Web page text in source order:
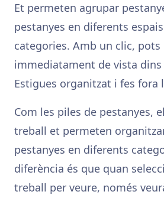
Et permeten agrupar
pestanyes en diferents
categories. Amb un clic, pots
immediatament de vista
Estigues organitzat i fes fora
Com les piles de pestanyes,
treball et permeten
pestanyes en diferents
diferència és que quan
treball per veure, només